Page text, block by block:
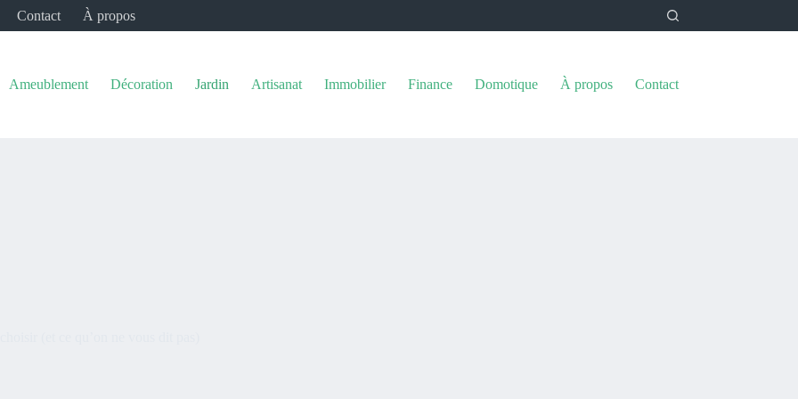
Contact À propos
Ameublement Décoration Jardin Artisanat Immobilier Finance Domotique À propos Contact